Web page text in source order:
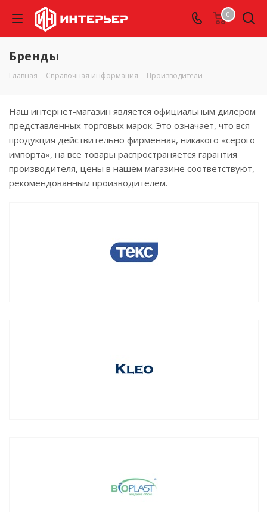
0
Бренды
Главная - Справочная информация - Производители
Наш интернет-магазин является официальным дилером
представленных торговых марок. Это означает, что вся
продукция действительно фирменная, никакого «серого
импорта», на все товары распространяется гарантия
производителя, цены в нашем магазине соответствуют,
рекомендованным производителем.